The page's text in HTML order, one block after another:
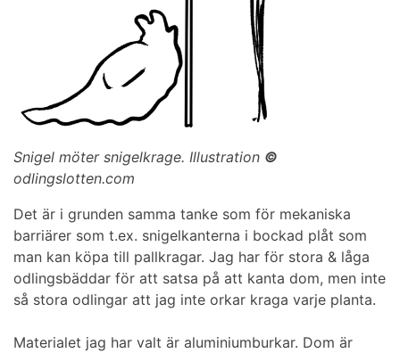
Snigel möter snigelkrage. Illustration ©
odlingslotten.com
Det är i grunden samma tanke som för mekaniska
barriärer som t.ex. snigelkanterna i bockad plåt som
man kan köpa till pallkragar. Jag har för stora & låga
odlingsbäddar för att satsa på att kanta dom, men inte
så stora odlingar att jag inte orkar kraga varje planta.
Materialet jag har valt är aluminiumburkar. Dom är